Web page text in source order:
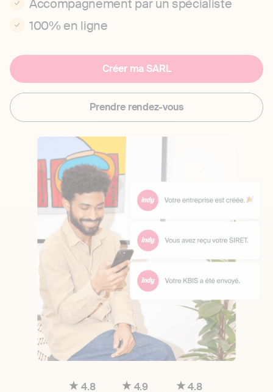
Accompagnement par un spécialiste
100% en ligne
Créer ma SARL
Prendre rendez-vous
4.8 4.9 4.8